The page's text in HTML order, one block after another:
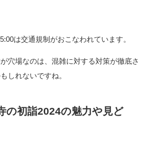
は交通規制がおこなわれています。
穴場なのは、混雑に対する対策が徹底さ
しれないですね。
の初詣2024の魅力や見ど